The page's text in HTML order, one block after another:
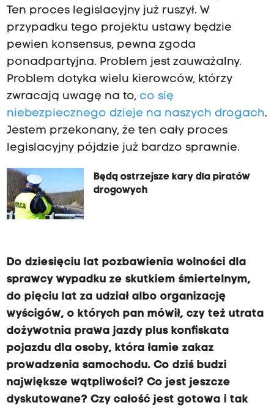
Ten proces legislacyjny już ruszył. W
przypadku tego projektu ustawy będzie
pewien konsensus, pewna zgoda
ponadpartyjna. Problem jest zauważalny.
Problem dotyka wielu kierowców, którzy
zwracają uwagę na to, co się
niebezpiecznego dzieje na naszych drogach.
Jestem przekonany, że ten cały proces
legislacyjny pójdzie już bardzo sprawnie.
Będą ostrzejsze kary dla piratów
drogowych
Do dziesięciu lat pozbawienia wolności dla
sprawcy wypadku ze skutkiem śmiertelnym,
do pięciu lat za udział albo organizację
wyścigów, o których pan mówił, czy też utrata
dożywotnia prawa jazdy plus konfiskata
pojazdu dla osoby, która łamie zakaz
prowadzenia samochodu. Co dziś budzi
największe wątpliwości? Co jest jeszcze
dyskutowane? Czy całość jest gotowa i tak